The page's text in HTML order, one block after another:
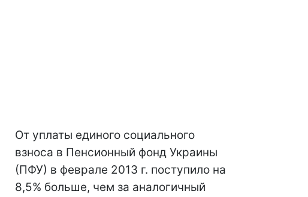
От уплаты единого социального
взноса в Пенсионный фонд Украины
(ПФУ) в феврале 2013 г. поступило на
8,5% больше, чем за аналогичный